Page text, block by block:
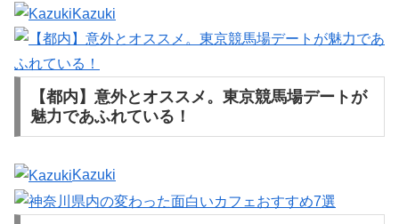
Kazuki
【都内】意外とオススメ。東京競馬場デートが
魅力であふれている！
Kazuki